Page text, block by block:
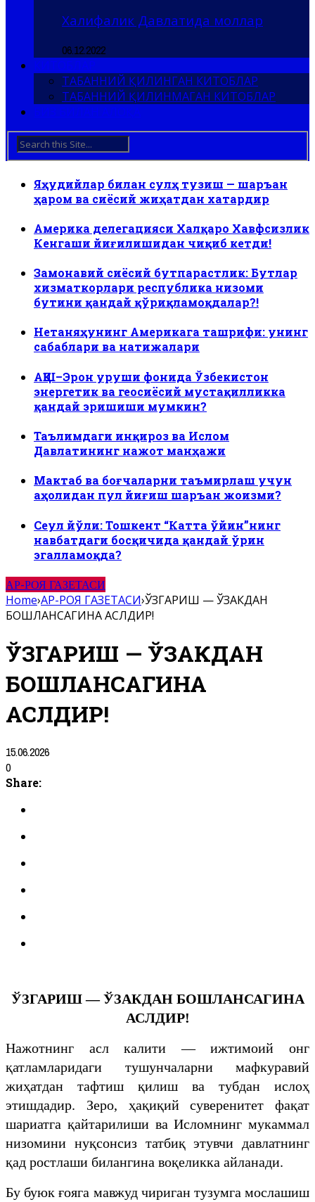
Халифалик Давлатида моллар
06.12.2022
ТАБАННИЙ ҚИЛИНГАН КИТОБЛАР
ТАБАННИЙ ҚИЛИНМАГАН КИТОБЛАР
Яҳудийлар билан сулҳ тузиш — шаръан
ҳаром ва сиёсий жиҳатдан хатардир
Америка делегацияси Халқаро Хавфсизлик
Кенгаши йиғилишидан чиқиб кетди!
Замонавий сиёсий бутпарастлик: Бутлар
хизматкорлари республика низоми
бутини қандай қўриқламоқдалар?!
Нетаняҳунинг Америкага ташрифи: унинг
сабаблари ва натижалари
АҚШ–Эрон уруши фонида Ўзбекистон
энергетик ва геосиёсий мустақилликка
қандай эришиши мумкин?
Таълимдаги инқироз ва Ислом
Давлатининг нажот манҳажи
Мактаб ва боғчаларни таъмирлаш учун
аҳолидан пул йиғиш шаръан жоизми?
Сеул йўли: Тошкент “Катта ўйин”нинг
навбатдаги босқичида қандай ўрин
эгалламоқда?
АР-РОЯ ГАЗЕТАСИ
Home›АР-РОЯ ГАЗЕТАСИ›ЎЗГАРИШ — ЎЗАКДАН
БОШЛАНСАГИНА АСЛДИР!
ЎЗГАРИШ — ЎЗАКДАН
БОШЛАНСАГИНА
АСЛДИР!
15.06.2026
0
Share:
ЎЗГАРИШ — ЎЗАКДАН БОШЛАНСАГИНА
АСЛДИР!
Нажотнинг асл калити — ижтимоий онг
қатламларидаги тушунчаларни мафкуравий
жиҳатдан тафтиш қилиш ва тубдан ислоҳ
этишдадир. Зеро, ҳақиқий суверенитет фақат
шариатга қайтарилиши ва Исломнинг мукаммал
низомини нуқсонсиз татбиқ этувчи давлатнинг
қад ростлаши билангина воқеликка айланади.
Бу буюк ғояга мавжуд чириган тузумга мослашиш